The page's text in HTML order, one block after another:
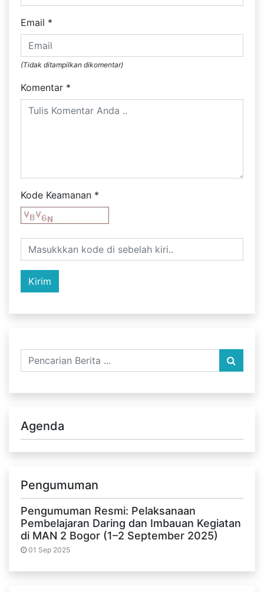
Email *
(Tidak ditampilkan dikomentar)
Komentar *
Kode Keamanan *
Agenda
Pengumuman
Pengumuman Resmi: Pelaksanaan
Pembelajaran Daring dan Imbauan Kegiatan
di MAN 2 Bogor (1–2 September 2025)
01 Sep 2025